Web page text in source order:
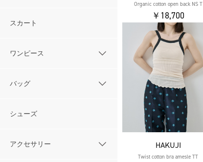
スカート
ワンピース
バッグ
シューズ
アクセサリー
Organic cotton open back NS T
￥18,700
HAKUJI
Twist cotton bra amesle TT